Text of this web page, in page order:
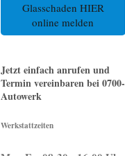
Glasschaden HIER
online melden
Jetzt einfach anrufen und
Termin vereinbaren bei 0700-
Autowerk
Werkstattzeiten